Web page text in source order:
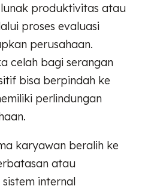
produktivitas atau
proses evaluasi
perusahaan.
celah bagi serangan
bisa berpindah ke
perlindungan
karyawan beralih ke
atau
internal